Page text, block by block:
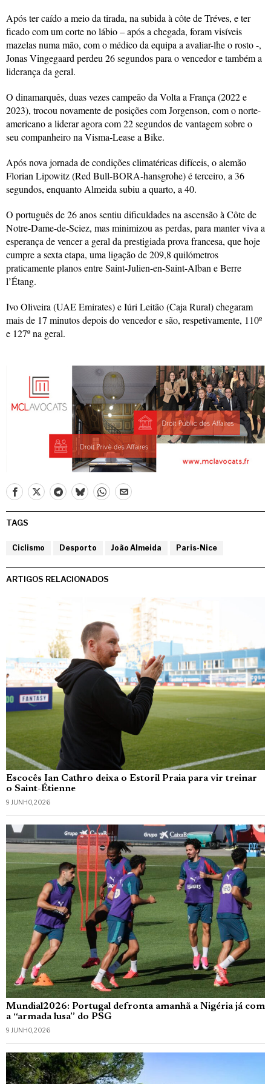
Após ter caído a meio da tirada, na subida à côte de Tréves, e ter
ficado com um corte no lábio – após a chegada, foram visíveis
mazelas numa mão, com o médico da equipa a avaliar-lhe o rosto -,
Jonas Vingegaard perdeu 26 segundos para o vencedor e também a
liderança da geral.
O dinamarquês, duas vezes campeão da Volta a França (2022 e
2023), trocou novamente de posições com Jorgenson, com o norte-
americano a liderar agora com 22 segundos de vantagem sobre o
seu companheiro na Visma-Lease a Bike.
Após nova jornada de condições climatéricas difíceis, o alemão
Florian Lipowitz (Red Bull-BORA-hansgrohe) é terceiro, a 36
segundos, enquanto Almeida subiu a quarto, a 40.
O português de 26 anos sentiu dificuldades na ascensão à Côte de
Notre-Dame-de-Sciez, mas minimizou as perdas, para manter viva a
esperança de vencer a geral da prestigiada prova francesa, que hoje
cumpre a sexta etapa, uma ligação de 209,8 quilómetros
praticamente planos entre Saint-Julien-en-Saint-Alban e Berre
l’Étang.
Ivo Oliveira (UAE Emirates) e Iúri Leitão (Caja Rural) chegaram
mais de 17 minutos depois do vencedor e são, respetivamente, 110º
e 127º na geral.
TAGS
Ciclismo Desporto João Almeida Paris-Nice
ARTIGOS RELACIONADOS
Escocês Ian Cathro deixa o Estoril Praia para vir treinar
o Saint-Étienne
9 JUNHO, 2026
Mundial2026: Portugal defronta amanhã a Nigéria já com
a “armada lusa” do PSG
9 JUNHO, 2026